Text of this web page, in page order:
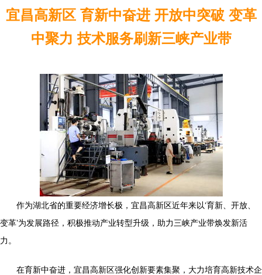
宜昌高新区 育新中奋进 开放中突破 变革
中聚力 技术服务刷新三峡产业带
作为湖北省的重要经济增长极，宜昌高新区近年来以‘育新、开放、
变革’为发展路径，积极推动产业转型升级，助力三峡产业带焕发新活
力。
在育新中奋进，宜昌高新区强化创新要素集聚，大力培育高新技术企